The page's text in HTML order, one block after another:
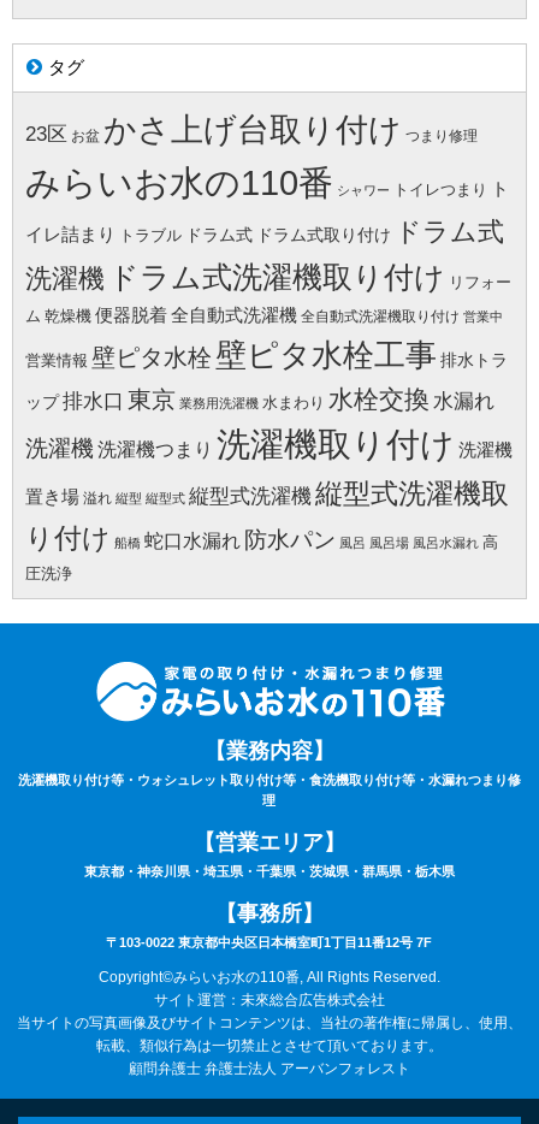
タグ
23区 お盆 かさ上げ台取り付け つまり修理
みらいお水の110番 シャワー トイレつまり ト
イレ詰まり トラブル ドラム式 ドラム式取り付け
ドラム式
洗濯機 ドラム式洗濯機取り付け リフォー
ム 乾燥機 便器脱着全自動式洗濯機 全自動式洗濯機取り付け 営業中
営業情報 壁ピタ水栓 壁ピタ水栓工事 排水トラ
ップ排水口 東京 業務用洗濯機 水まわり 水栓交換 水漏れ
洗濯機 洗濯機つまり 洗濯機取り付け 洗濯機
置き場 溢れ 縦型 縦型式 縦型式洗濯機縦型式洗濯機取
り付け 船橋 蛇口水漏れ 防水パン 風呂 風呂場 風呂水漏れ 高
圧洗浄
【業務内容】
洗濯機取り付け等・ウォシュレット取り付け等・食洗機取り付け等・水漏れつまり修
理
【営業エリア】
東京都・神奈川県・埼玉県・千葉県・茨城県・群馬県・栃木県
【事務所】
〒103-0022 東京都中央区日本橋室町1丁目11番12号 7F
Copyright©みらいお水の110番, All Rights Reserved.
サイト運営：未來総合広告株式会社
当サイトの写真画像及びサイトコンテンツは、当社の著作権に帰属し、使用、
転載、類似行為は一切禁止とさせて頂いております。
顧問弁護士 弁護士法人 アーバンフォレスト